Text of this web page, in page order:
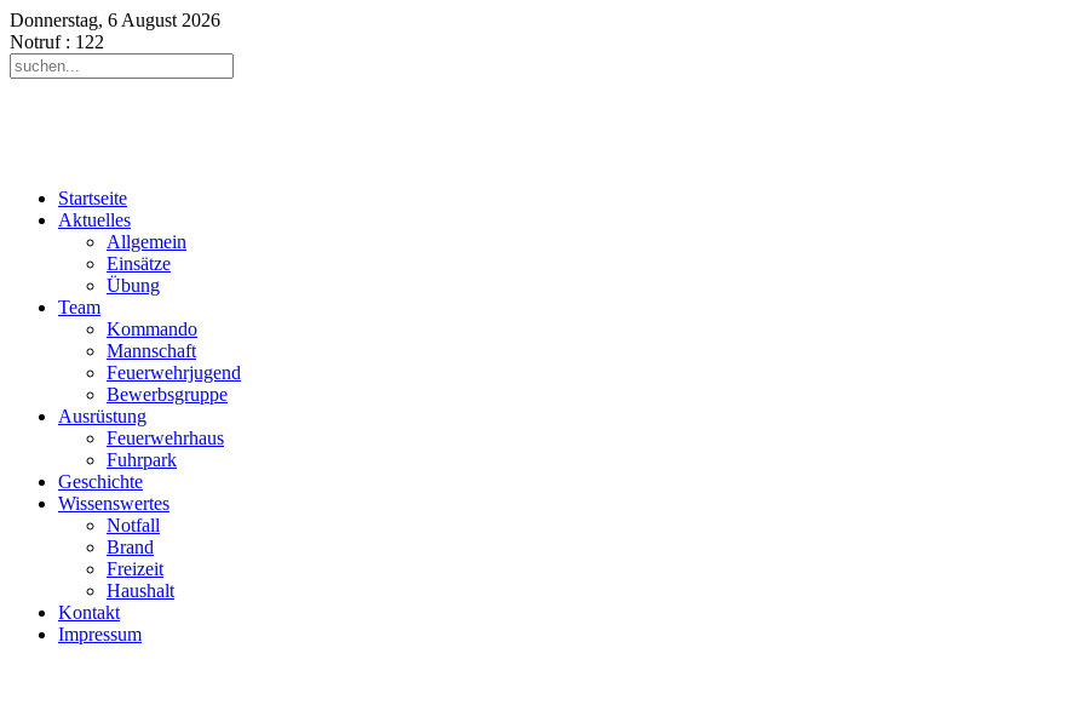
Donnerstag, 6 August 2026
Notruf: 122
Startseite
Aktuelles
Allgemein
Einsätze
Übung
Team
Kommando
Mannschaft
Feuerwehrjugend
Bewerbsgruppe
Ausrüstung
Feuerwehrhaus
Fuhrpark
Geschichte
Wissenswertes
Notfall
Brand
Freizeit
Haushalt
Kontakt
Impressum